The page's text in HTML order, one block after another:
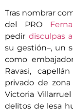
Tras nombrar
del PRO
pedir disculpas
su gestión–, un
como
Ravasi,
privado de
Victoria
delitos de lesa